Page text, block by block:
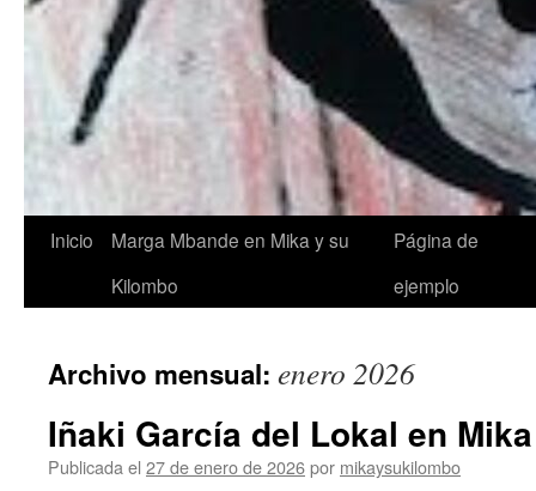
Saltar
Inicio
Marga Mbande en Mika y su
Kilombo
Página de
ejemplo
Archivo mensual: enero 2026
Iñaki García del Lokal en
Publicada el 27 de enero de 2026por mikaysukilombo